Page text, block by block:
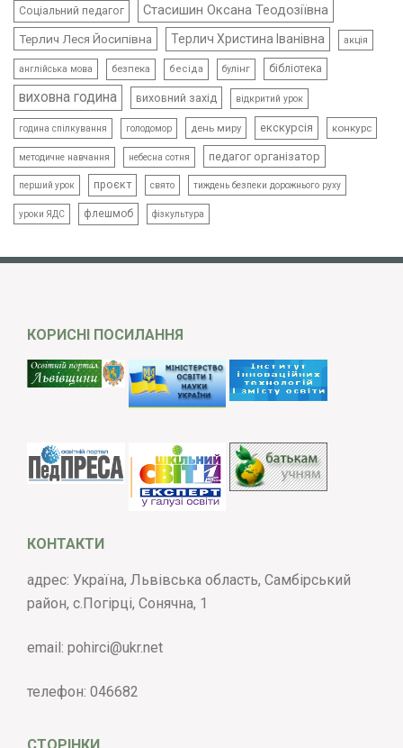
Соціальний педагог Стасишин Оксана Теодозіївна
Терлич Леся Йосипівна Терлич Христина Іванівна акція
англійська мова безпека бесіда булінг бібліотека
виховна година виховний захід відкритий урок
година спілкування голодомор день миру екскурсія конкурс
методичне навчання небесна сотня педагог організатор
перший урок проєкт свято тиждень безпеки дорожнього руху
уроки ЯДС флешмоб фізкультура
КОРИСНІ ПОСИЛАННЯ
КОНТАКТИ
адрес: Україна, Львівська область, Самбірський
район, с.Погірці, Сонячна, 1
email: pohirci@ukr.net
телефон: 046682
СТОРІНКИ